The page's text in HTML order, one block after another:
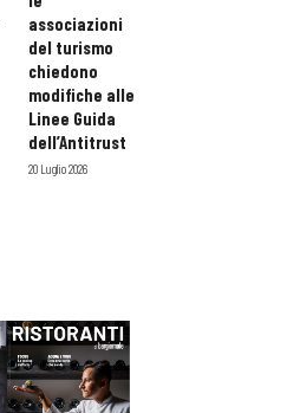
associazioni
del turismo
chiedono
modifiche alle
Linee Guida
dell’Antitrust
20 Luglio 2026